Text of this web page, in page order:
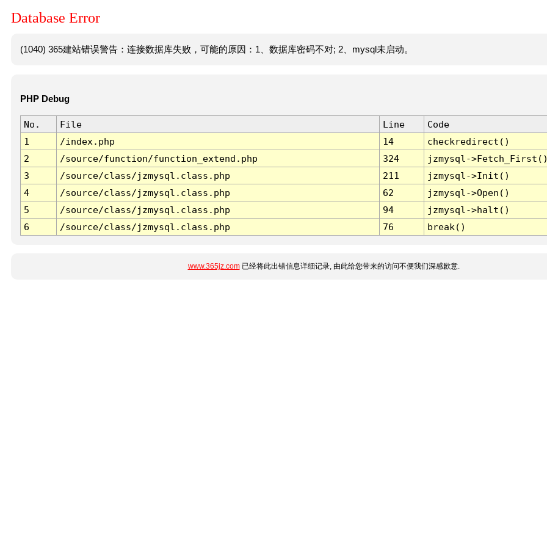
Database Error
(1040) 365建站错误警告：连接数据库失败，可能的原因：1、数据库密码不对; 2、mysql未启动。
PHP Debug
No. File Line
Code
1
/index.php 14
checkredirect()
2
/source/function/function_extend.php 324
jzmysql-
3
/source/class/jzmysql.class.php 211
jzmysql->Init()
4
/source/class/jzmysql.class.php 62
jzmysql->Open()
5
/source/class/jzmysql.class.php 94
jzmysql->halt()
6
/source/class/jzmysql.class.php 76 break()
www.365jz.com已经将此出错信息详细记录, 由此给您带来的访问不便我们深感歉意.